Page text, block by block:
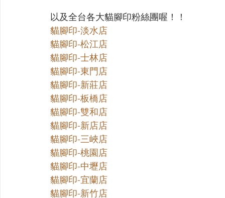
以及全台各大貓腳印粉絲團喔！！
貓腳印-淡水店
貓腳印-松江店
貓腳印-士林店
貓腳印-東門店
貓腳印-新莊店
貓腳印-板橋店
貓腳印-雙和店
貓腳印-新店店
貓腳印-三峽店
貓腳印-桃園店
貓腳印-中壢店
貓腳印-宜蘭店
貓腳印-新竹店